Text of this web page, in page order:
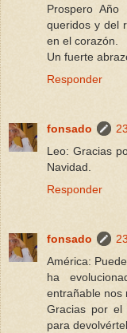
Prospero
queridos y del
en el corazón.
Un fuerte
Responder
fonsado
Leo: Gracias
Navidad.
Responder
fonsado
América:
ha
entrañable nos
Gracias por el
para